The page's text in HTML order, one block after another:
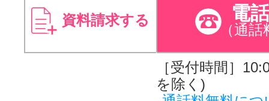
資料請求する 電
（通話
［受付時間］
を除く)